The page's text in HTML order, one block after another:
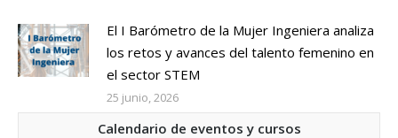
El I Barómetro de la Mujer Ingeniera analiza
los retos y avances del talento femenino en
el sector STEM
25 junio, 2026
Calendario de eventos y cursos